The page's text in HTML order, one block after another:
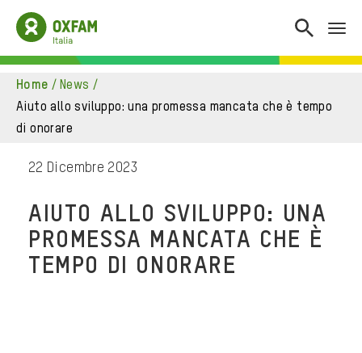
home / news /
aiuto allo sviluppo: una promessa mancata che è tempo
di onorare
22 Dicembre 2023
AIUTO ALLO SVILUPPO: UNA
PROMESSA MANCATA CHE È
TEMPO DI ONORARE